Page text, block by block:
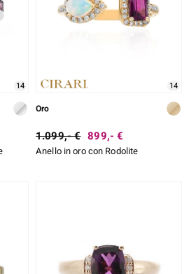
14 14
Oro
1.099,- € 899,- €
Anello in oro con Rodolite